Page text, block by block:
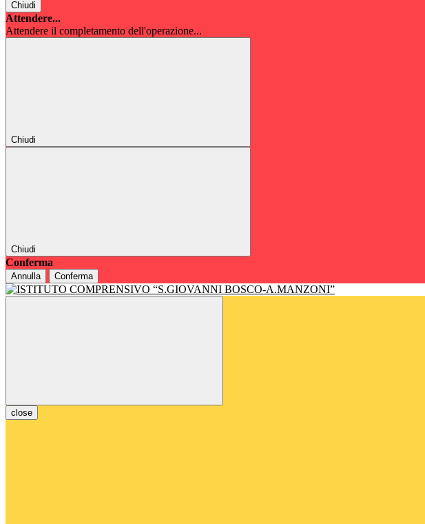
Chiudi
Attendere...
Attendere il completamento dell'operazione...
Chiudi
Chiudi
Conferma
Annulla Conferma
close